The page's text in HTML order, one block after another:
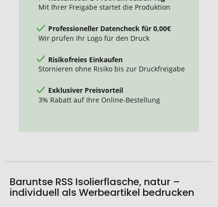
Mit Ihrer Freigabe startet die Produktion
Professioneller Datencheck für 0,00€
Wir prüfen Ihr Logo für den Druck
Risikofreies Einkaufen
Stornieren ohne Risiko bis zur Druckfreigabe
Exklusiver Preisvorteil
3% Rabatt auf Ihre Online-Bestellung
Baruntse RSS Isolierflasche, natur –
individuell als Werbeartikel bedrucken